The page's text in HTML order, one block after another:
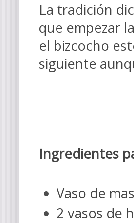
La tradición
que empezar
el bizcocho
siguiente
Ingredientes
Vaso de
2 vasos de